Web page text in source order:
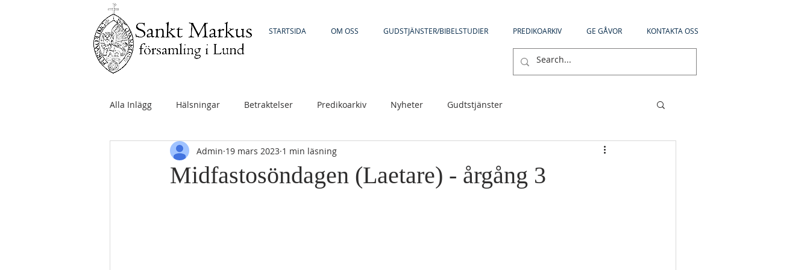
STARTSIDA OM OSS GUDSTJÄNSTER/BIBELSTUDIER PREDIKOARKIV GE GÅVOR KONTAKTA OSS
Alla Inlägg Hälsningar Betraktelser Predikoarkiv Nyheter Gudtstjänster
Midfastosöndagen (Laetare) - årgång 3
Admin 19 mars 2023 1 min läsning